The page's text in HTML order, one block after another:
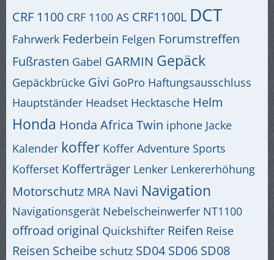
CRF 1100 CRF 1100 AS CRF1100L DCT
Fahrwerk Federbein Felgen Forumstreffen
Fußrasten Gabel GARMIN Gepäck
Gepäckbrücke Givi GoPro Haftungsausschluss
Hauptständer Headset Hecktasche Helm
Honda Honda Africa Twin iphone Jacke
Kalender koffer Koffer Adventure Sports
Kofferset Kofferträger Lenker Lenkererhöhung
Motorschutz MRA Navi Navigation
Navigationsgerät Nebelscheinwerfer NT1100
offroad original Quickshifter Reifen Reise
Reisen Scheibe schutz SD04 SD06 SD08